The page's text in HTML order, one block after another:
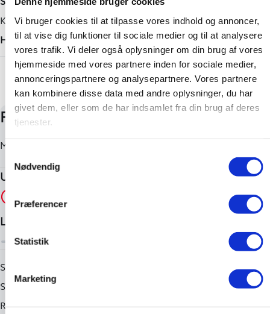
Vi bruger cookies til at tilpasse vores indhold og annoncer,
til at vise dig funktioner til sociale medier og til at analysere
vores trafik. Vi deler også oplysninger om din brug af vores
hjemmeside med vores partnere inden for sociale medier,
annonceringspartnere og analysepartnere. Vores partnere
kan kombinere disse data med andre oplysninger, du har
givet dem, eller som de har indsamlet fra din brug af deres
tjenester.
Nødvendig
Præferencer
Statistik
Marketing
Karosseri
Hatchback
Antal cylindre
3
Antal gear
Partikelfilter (DPF)
Nej
Tilkoblingsvægt med bremser
-
Tilkoblingsvægt uden bremser
Tankstørrelse
-
+ Vis flere